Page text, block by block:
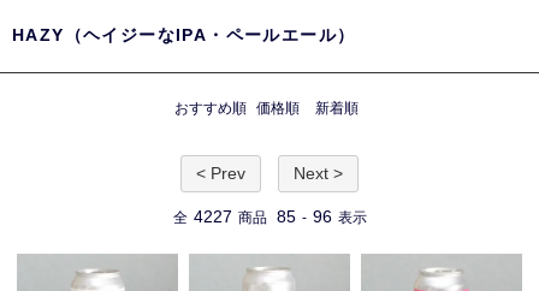
HAZY（ヘイジーなIPA・ペールエール）
おすすめ順 価格順 新着順
< Prev Next >
全 4227 商品 85 - 96 表示